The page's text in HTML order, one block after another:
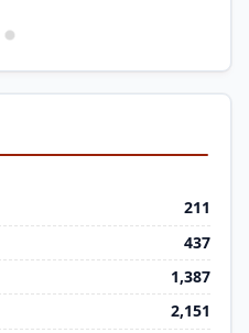
211
437
1,387
2,151